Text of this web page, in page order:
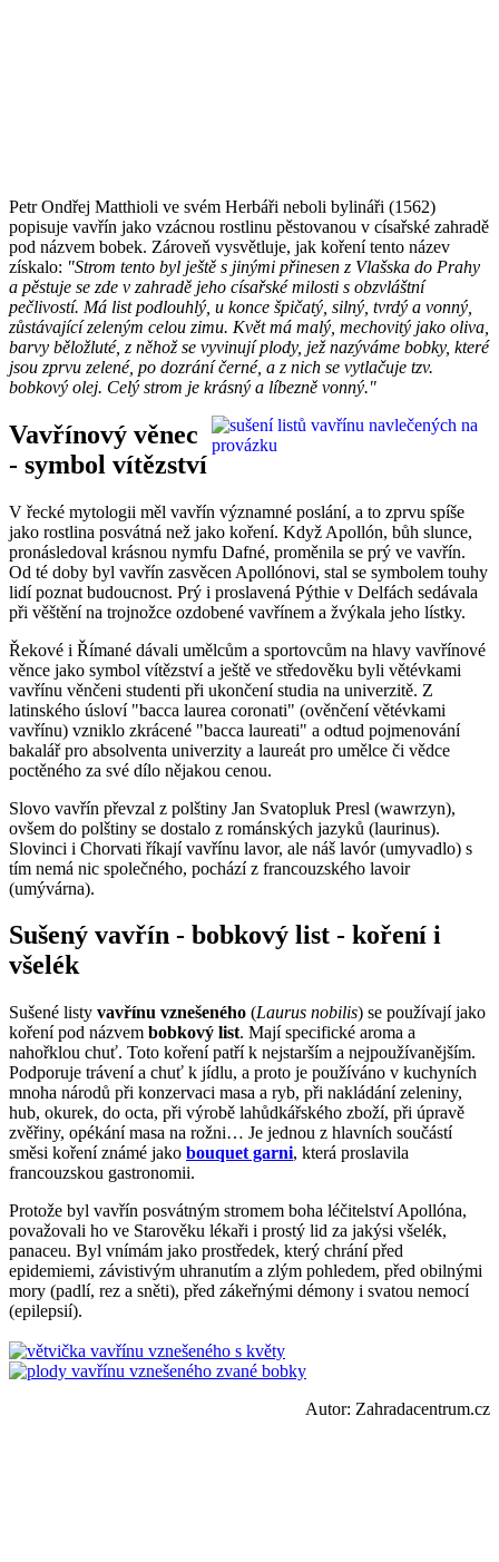
Petr Ondřej Matthioli ve svém Herbáři neboli bylináři (1562)
popisuje vavřín jako vzácnou rostlinu pěstovanou v císařské zahradě
pod názvem bobek. Zároveň vysvětluje, jak koření tento název
získalo: "Strom tento byl ještě s jinými přinesen z Vlašska do Prahy
a pěstuje se zde v zahradě jeho císařské milosti s obzvláštní
pečlivostí. Má list podlouhlý, u konce špičatý, silný, tvrdý a vonný,
zůstávající zeleným celou zimu. Květ má malý, mechovitý jako oliva,
barvy běložluté, z něhož se vyvinují plody, jež nazýváme bobky, které
jsou zprvu zelené, po dozrání černé, a z nich se vytlačuje tzv.
bobkový olej. Celý strom je krásný a líbezně vonný."
Vavřínový věnec
- symbol vítězství
V řecké mytologii měl vavřín významné poslání, a to zprvu spíše
jako rostlina posvátná než jako koření. Když Apollón, bůh slunce,
pronásledoval krásnou nymfu Dafné, proměnila se prý ve vavřín.
Od té doby byl vavřín zasvěcen Apollónovi, stal se symbolem touhy
lidí poznat budoucnost. Prý i proslavená Pýthie v Delfách sedávala
při věštění na trojnožce ozdobené vavřínem a žvýkala jeho lístky.
Řekové i Římané dávali umělcům a sportovcům na hlavy vavřínové
věnce jako symbol vítězství a ještě ve středověku byli větévkami
vavřínu věnčeni studenti při ukončení studia na univerzitě. Z
latinského úsloví "bacca laurea coronati" (ověnčení větévkami
vavřínu) vzniklo zkrácené "bacca laureati" a odtud pojmenování
bakalář pro absolventa univerzity a laureát pro umělce či vědce
poctěného za své dílo nějakou cenou.
Slovo vavřín převzal z polštiny Jan Svatopluk Presl (wawrzyn),
ovšem do polštiny se dostalo z románských jazyků (laurinus).
Slovinci i Chorvati říkají vavřínu lavor, ale náš lavór (umyvadlo) s
tím nemá nic společného, pochází z francouzského lavoir
(umývárna).
Sušený vavřín - bobkový list - koření i
všelék
Sušené listy vavřínu vznešeného (Laurus nobilis) se používají jako
koření pod názvem bobkový list. Mají specifické aroma a
nahořklou chuť. Toto koření patří k nejstarším a nejpoužívanějším.
Podporuje trávení a chuť k jídlu, a proto je používáno v kuchyních
mnoha národů při konzervaci masa a ryb, při nakládání zeleniny,
hub, okurek, do octa, při výrobě lahůdkářského zboží, při úpravě
zvěřiny, opékání masa na rožni… Je jednou z hlavních součástí
směsi koření známé jako bouquet garni, která proslavila
francouzskou gastronomii.
Protože byl vavřín posvátným stromem boha léčitelství Apollóna,
považovali ho ve Starověku lékaři i prostý lid za jakýsi všelék,
panaceu. Byl vnímám jako prostředek, který chrání před
epidemiemi, závistivým uhranutím a zlým pohledem, před obilnými
mory (padlí, rez a sněti), před zákeřnými démony i svatou nemocí
(epilepsií).
Autor: Zahradacentrum.cz